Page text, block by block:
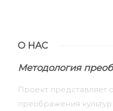
О НАС
Методология
Проект представляет
преображения